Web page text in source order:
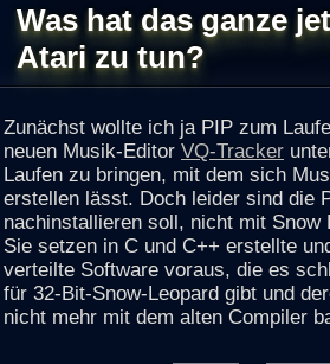
Was hat das ganze
Atari zu tun?
Zunächst wollte ich ja PIP zum
neuen Musik-Editor VQ-Tracker
Laufen zu bringen, mit dem sich
erstellen lässt. Doch leider sind die
nachinstallieren soll, nicht mit Snow
Sie setzen in C und C++ erstellte
verteilte Software voraus, die es
für 32-Bit-Snow-Leopard gibt und
nicht mehr mit dem alten Compiler